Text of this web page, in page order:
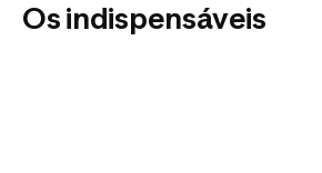
Os indispensáveis